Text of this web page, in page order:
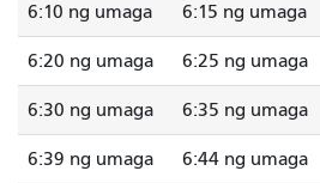
6:10 ng umaga 6:15 ng umaga
6:20 ng umaga 6:25 ng umaga
6:30 ng umaga 6:35 ng umaga
6:39 ng umaga 6:44 ng umaga